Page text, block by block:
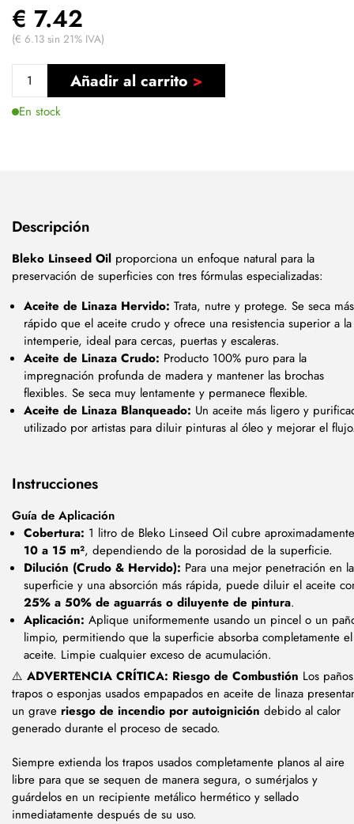
€ 7.42
(€ 6.13 sin 21% IVA)
Añadir al carrito
En stock
Descripción
Bleko Linseed Oil proporciona un enfoque natural para la
preservación de superficies con tres fórmulas especializadas:
Aceite de Linaza Hervido: Trata, nutre y protege. Se seca más
rápido que el aceite crudo y ofrece una resistencia superior a la
intemperie, ideal para cercas, puertas y escaleras.
Aceite de Linaza Crudo: Producto 100% puro para la
impregnación profunda de madera y mantener las brochas
flexibles. Se seca muy lentamente y permanece flexible.
Aceite de Linaza Blanqueado: Un aceite más ligero y
utilizado por artistas para diluir pinturas al óleo y mejorar el
Instrucciones
Guía de Aplicación
Cobertura: 1 litro de Bleko Linseed Oil cubre aproximadamente
10 a 15 m², dependiendo de la porosidad de la superficie.
Dilución (Crudo & Hervido): Para una mejor penetración en la
superficie y una absorción más rápida, puede diluir el aceite
25% a 50% de aguarrás o diluyente de pintura.
Aplicación: Aplique uniformemente usando un pincel o un
limpio, permitiendo que la superficie absorba completamente el
aceite. Limpie cualquier exceso de acumulación.
⚠️ ADVERTENCIA CRÍTICA: Riesgo de Combustión Los
trapos o esponjas usados empapados en aceite de linaza
un grave riesgo de incendio por autoignición debido al calor
generado durante el proceso de secado.
Siempre extienda los trapos usados completamente planos al aire
libre para que se sequen de manera segura, o sumérjalos y
guárdelos en un recipiente metálico hermético y sellado
inmediatamente después de su uso.